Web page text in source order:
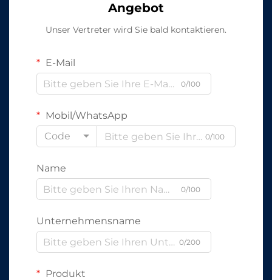
Angebot
Unser Vertreter wird Sie bald kontaktieren.
E-Mail
0/100
Mobil/WhatsApp
Code
0/100
Name
0/100
Unternehmensname
0/200
Produkt